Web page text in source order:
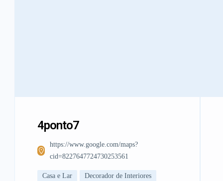
4ponto7
https://www.google.com/maps?
cid=8227647724730253561
Casa e Lar Decorador de Interiores